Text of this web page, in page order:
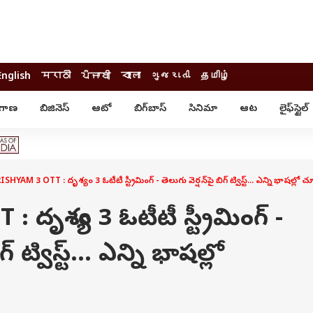
मराठी ਪੰਜਾਬੀ বাংলা ગુજરાતી தமிழ்
బిజినెస్ ఆటో బిగ్‌బాస్ సినిమా ఆట లైఫ్‌స్టైల్‌
ఓటీటీ-వెబ్‌సిరీస్‌
గాసిప్స్
క్రికెట్
ఐపీఎల్
ట్రెండింగ్
యువ
3 OTT : దృశ్యం 3 ఓటీటీ స్ట్రీమింగ్ - తెలుగు వెర్షన్‌పై బిగ్ ట్విస్ట్... ఎన్ని భాషల్లో
: దృశ్యం 3 ఓటీటీ స్ట్రీమింగ్ -
ట్విస్ట్... ఎన్ని భాషల్లో